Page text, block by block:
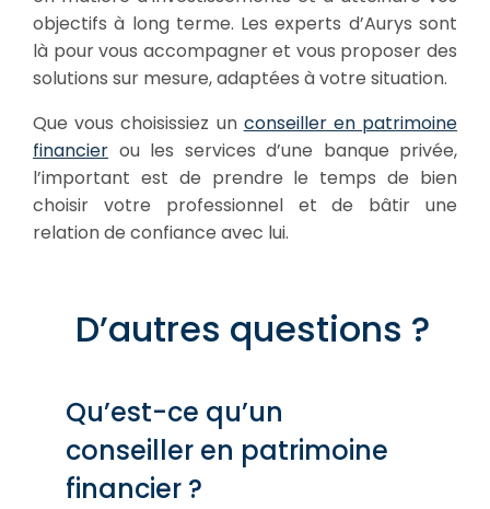
objectifs à long terme. Les experts d’Aurys sont
là pour vous accompagner et vous proposer des
solutions sur mesure, adaptées à votre situation.
Que vous choisissiez un conseiller en patrimoine
financier ou les services d’une banque privée,
l’important est de prendre le temps de bien
choisir votre professionnel et de bâtir une
relation de confiance avec lui.
D’autres questions ?
Qu’est-ce qu’un
conseiller en patrimoine
financier ?